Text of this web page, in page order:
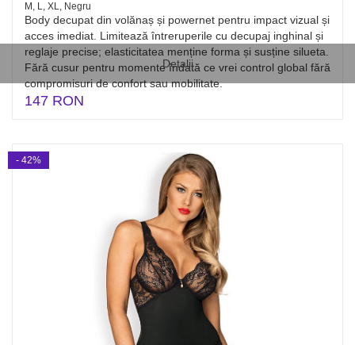
Detalii
M, L, XL, Negru
Body decupat din volănaș și powernet pentru impact vizual și
acces imediat. Limitează întreruperile cu decupaj inghinal și
reglaje precise; elasticitatea menține forma și susține silueta.
Fără cusur pentru momente îndată ce vrei control global fără
compromisuri de confort sau mobilitate.
147 RON
- 42%